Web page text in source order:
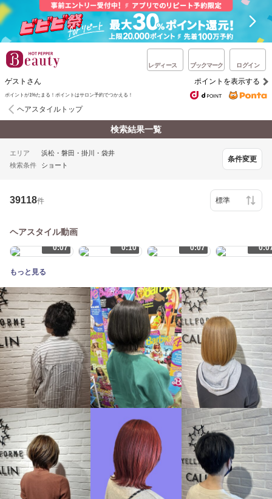
レディース ブックマーク ログイン
ゲストさん ポイントを表示する
ポイントが1%たまる！ポイントはサロン予約でつかえる！
ヘアスタイルトップ
検索結果一覧
エリア
浜松・磐田・掛川・袋井
検索条件
ショート
条件変更
39118件
ヘアスタイル動画
0:07 0:10 0:07
もっと見る